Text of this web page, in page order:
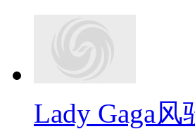
Lady Gaga